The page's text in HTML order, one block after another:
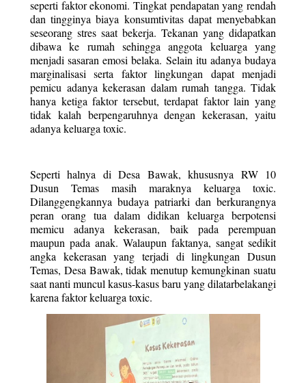
seperti faktor ekonomi. Tingkat pendapatan yang rendah
dan tingginya biaya konsumtivitas dapat menyebabkan
seseorang stres saat bekerja. Tekanan yang didapatkan
dibawa ke rumah sehingga anggota keluarga yang
menjadi sasaran emosi belaka. Selain itu adanya budaya
marginalisasi serta faktor lingkungan dapat menjadi
pemicu adanya kekerasan dalam rumah tangga. Tidak
hanya ketiga faktor tersebut, terdapat faktor lain yang
tidak kalah berpengaruhnya dengan kekerasan, yaitu
adanya keluarga toxic.
Seperti halnya di Desa Bawak, khususnya RW 10
Dusun Temas masih maraknya keluarga toxic.
Dilanggengkannya budaya patriarki dan berkurangnya
peran orang tua dalam didikan keluarga berpotensi
memicu adanya kekerasan, baik pada perempuan
maupun pada anak. Walaupun faktanya, sangat sedikit
angka kekerasan yang terjadi di lingkungan Dusun
Temas, Desa Bawak, tidak menutup kemungkinan suatu
saat nanti muncul kasus-kasus baru yang dilatarbelakangi
karena faktor keluarga toxic.